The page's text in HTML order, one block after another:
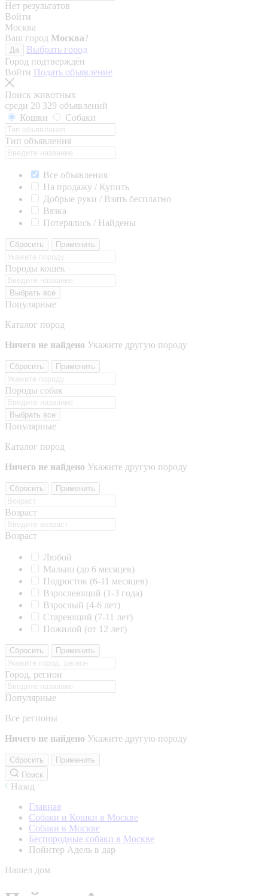
Нет результатов
Войти
Москва
Ваш город Москва?
Да
Выбрать город
Город подтверждён
Войти Подать объявление
Поиск животных
среди 20 329 объявлений
Кошки
Собаки
Тип объявления
Все объявления
На продажу / Купить
Добрые руки / Взять бесплатно
Вязка
Потерялись / Найдены
Сбросить Применить
Породы кошек
Выбрать все
Популярные
Каталог пород
Ничего не найдено Укажите другую породу
Сбросить Применить
Породы собак
Выбрать все
Популярные
Каталог пород
Ничего не найдено Укажите другую породу
Сбросить Применить
Возраст
Возраст
Любой
Малыш (до 6 месяцев)
Подросток (6-11 месяцев)
Взрослеющий (1-3 года)
Взрослый (4-6 лет)
Стареющий (7-11 лет)
Пожилой (от 12 лет)
Сбросить Применить
Город, регион
Популярные
Все регионы
Ничего не найдено Укажите другую породу
Сбросить
Применить
Поиск
Назад
Главная
Собаки и Кошки в Москве
Собаки в Москве
Беспородные собаки в Москве
Пойнтер Адель в дар
Нашел дом